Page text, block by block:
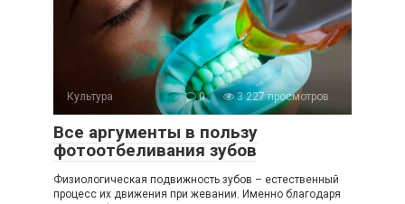
Культура 0 3 227 просмотров
Все аргументы в пользу
фотоотбеливания зубов
Физиологическая подвижность зубов – естественный
процесс их движения при жевании. Именно благодаря